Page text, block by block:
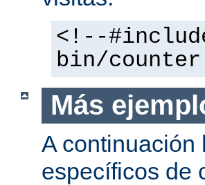
<!--
bin/
Más
A continuación
específicos de